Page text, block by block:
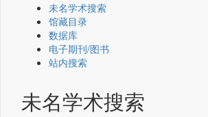
未名学术搜索
馆藏目录
数据库
电子期刊/图书
站内搜索
未名学术搜索